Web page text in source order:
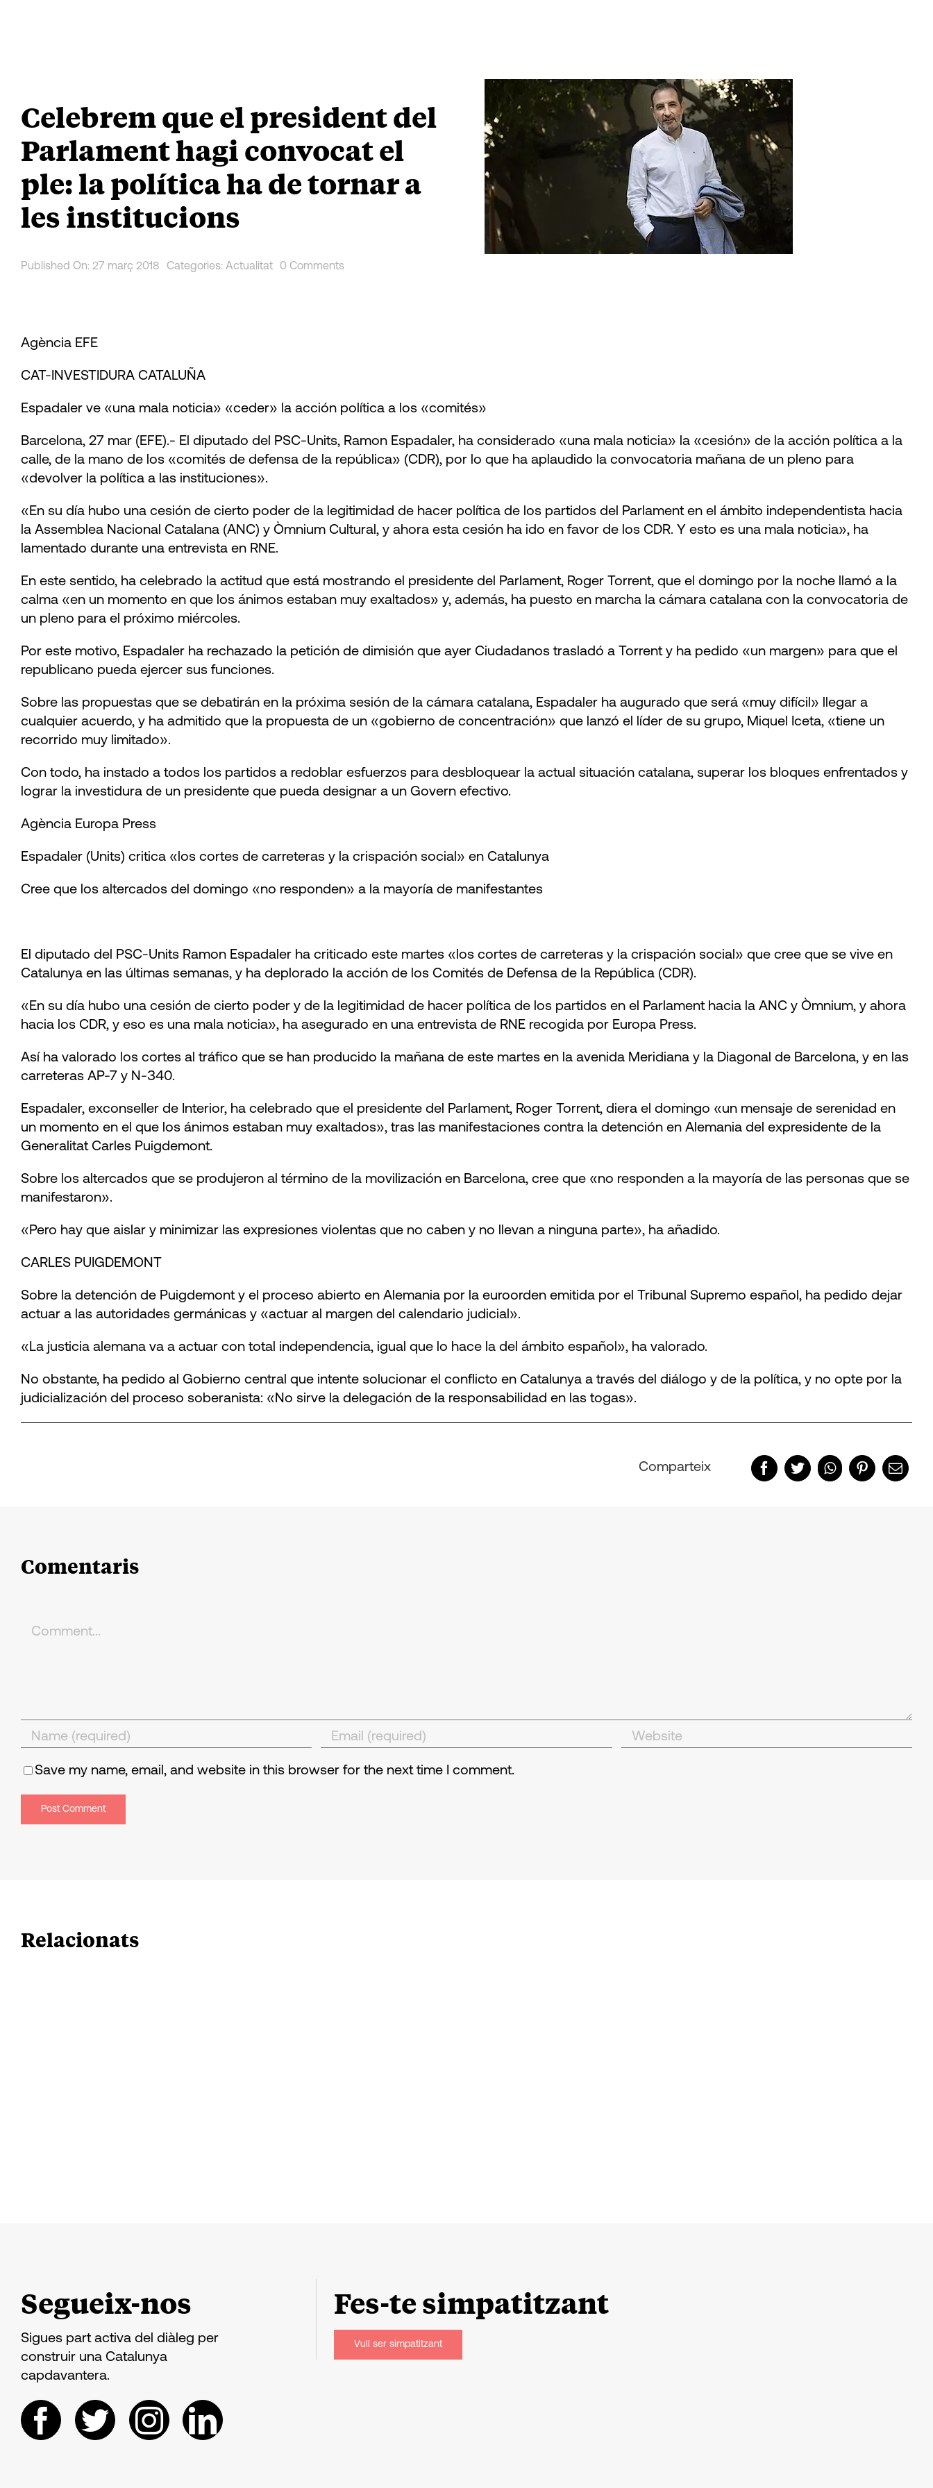
Celebrem que el president del
Parlament hagi convocat el
ple: la política ha de tornar a
les institucions
Published On: 27 març 2018 Categories: Actualitat 0 Comments
Agència EFE
CAT-INVESTIDURA CATALUÑA
Espadaler ve «una mala noticia» «ceder» la acción política a los «comités»
Barcelona, 27 mar (EFE).- El diputado del PSC-Units, Ramon Espadaler, ha considerado «una mala noticia» la «cesión» de la acción política a la
calle, de la mano de los «comités de defensa de la república» (CDR), por lo que ha aplaudido la convocatoria mañana de un pleno para
«devolver la política a las instituciones».
«En su día hubo una cesión de cierto poder de la legitimidad de hacer política de los partidos del Parlament en el ámbito independentista hacia
la Assemblea Nacional Catalana (ANC) y Òmnium Cultural, y ahora esta cesión ha ido en favor de los CDR. Y esto es una mala noticia», ha
lamentado durante una entrevista en RNE.
En este sentido, ha celebrado la actitud que está mostrando el presidente del Parlament, Roger Torrent, que el domingo por la noche llamó a la
calma «en un momento en que los ánimos estaban muy exaltados» y, además, ha puesto en marcha la cámara catalana con la convocatoria de
un pleno para el próximo miércoles.
Por este motivo, Espadaler ha rechazado la petición de dimisión que ayer Ciudadanos trasladó a Torrent y ha pedido «un margen» para que el
republicano pueda ejercer sus funciones.
Sobre las propuestas que se debatirán en la próxima sesión de la cámara catalana, Espadaler ha augurado que será «muy difícil» llegar a
cualquier acuerdo, y ha admitido que la propuesta de un «gobierno de concentración» que lanzó el líder de su grupo, Miquel Iceta, «tiene un
recorrido muy limitado».
Con todo, ha instado a todos los partidos a redoblar esfuerzos para desbloquear la actual situación catalana, superar los bloques enfrentados y
lograr la investidura de un presidente que pueda designar a un Govern efectivo.
Agència Europa Press
Espadaler (Units) critica «los cortes de carreteras y la crispación social» en Catalunya
Cree que los altercados del domingo «no responden» a la mayoría de manifestantes
El diputado del PSC-Units Ramon Espadaler ha criticado este martes «los cortes de carreteras y la crispación social» que cree que se vive en
Catalunya en las últimas semanas, y ha deplorado la acción de los Comités de Defensa de la República (CDR).
«En su día hubo una cesión de cierto poder y de la legitimidad de hacer política de los partidos en el Parlament hacia la ANC y Òmnium, y ahora
hacia los CDR, y eso es una mala noticia», ha asegurado en una entrevista de RNE recogida por Europa Press.
Así ha valorado los cortes al tráfico que se han producido la mañana de este martes en la avenida Meridiana y la Diagonal de Barcelona, y en las
carreteras AP-7 y N-340.
Espadaler, exconseller de Interior, ha celebrado que el presidente del Parlament, Roger Torrent, diera el domingo «un mensaje de serenidad en
un momento en el que los ánimos estaban muy exaltados», tras las manifestaciones contra la detención en Alemania del expresidente de la
Generalitat Carles Puigdemont.
Sobre los altercados que se produjeron al término de la movilización en Barcelona, cree que «no responden a la mayoría de las personas que se
manifestaron».
«Pero hay que aislar y minimizar las expresiones violentas que no caben y no llevan a ninguna parte», ha añadido.
CARLES PUIGDEMONT
Sobre la detención de Puigdemont y el proceso abierto en Alemania por la euroorden emitida por el Tribunal Supremo español, ha pedido dejar
actuar a las autoridades germánicas y «actuar al margen del calendario judicial».
«La justicia alemana va a actuar con total independencia, igual que lo hace la del ámbito español», ha valorado.
No obstante, ha pedido al Gobierno central que intente solucionar el conflicto en Catalunya a través del diálogo y de la política, y no opte por la
judicialización del proceso soberanista: «No sirve la delegación de la responsabilidad en las togas».
Comparteix
Comentaris
Comment
Save my name, email, and website in this browser for the next time I comment.
Relacionats
Segueix-nos
Sigues part activa del diàleg per
construir una Catalunya
capdavantera.
Fes-tesimpatitzant
Vull ser simpatitzant